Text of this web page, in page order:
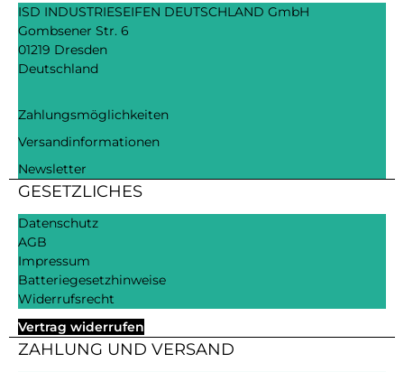
ISD INDUSTRIESEIFEN DEUTSCHLAND GmbH
Gombsener Str. 6
01219 Dresden
Deutschland
Zahlungsmöglichkeiten
Versandinformationen
Newsletter
GESETZLICHES
Datenschutz
AGB
Impressum
Batteriegesetzhinweise
Widerrufsrecht
Vertrag widerrufen
ZAHLUNG UND VERSAND